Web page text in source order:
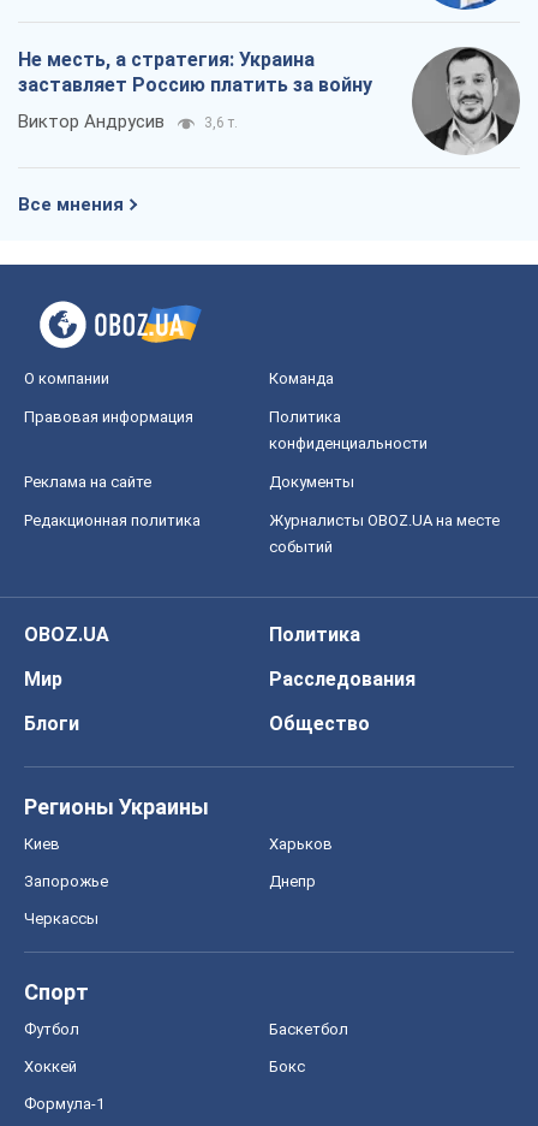
Не месть, а стратегия: Украина
заставляет Россию платить за войну
Виктор Андрусив 3,6 т.
Все мнения
О компании Команда
Правовая информация
Политика
конфиденциальности
Реклама на сайте Документы
Редакционная политика
Журналисты OBOZ.UA на месте
событий
OBOZ.UA
Политика
Мир
Расследования
Блоги
Общество
Регионы Украины
Киев Харьков
Запорожье Днепр
Черкассы
Спорт
Футбол Баскетбол
Хоккей Бокс
Формула-1